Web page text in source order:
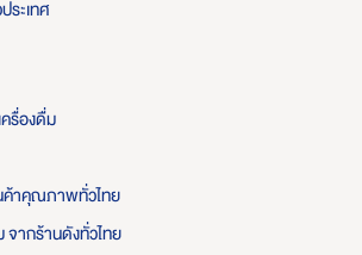
ระเทศ
รื่องดื่ม
ค้าคุณภาพทั่วไทย
จากร้านดังทั่วไทย